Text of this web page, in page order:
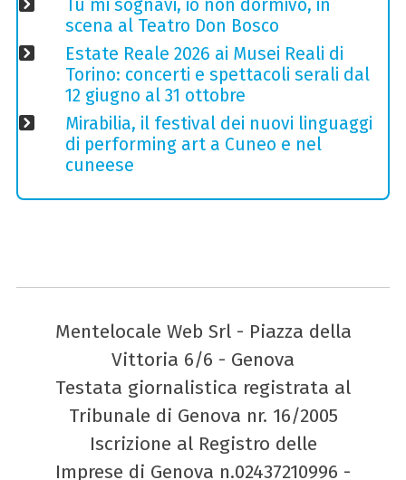
Tu mi sognavi, io non dormivo, in
scena al Teatro Don Bosco
Estate Reale 2026 ai Musei Reali di
Torino: concerti e spettacoli serali dal
12 giugno al 31 ottobre
Mirabilia, il festival dei nuovi linguaggi
di performing art a Cuneo e nel
cuneese
Mentelocale Web Srl - Piazza della
Vittoria 6/6 - Genova
Testata giornalistica registrata al
Tribunale di Genova nr. 16/2005
Iscrizione al Registro delle
Imprese di Genova n.02437210996 -